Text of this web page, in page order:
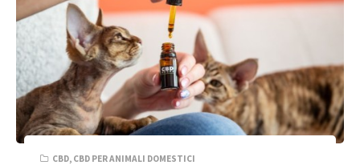
CBD, CBD PER ANIMALI DOMESTICI